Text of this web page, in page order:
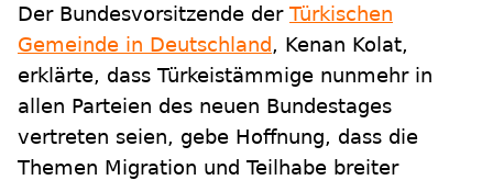
Der Bundesvorsitzende der Türkischen
Gemeinde in Deutschland, Kenan Kolat,
erklärte, dass Türkeistämmige nunmehr in
allen Parteien des neuen Bundestages
vertreten seien, gebe Hoffnung, dass die
Themen Migration und Teilhabe breiter